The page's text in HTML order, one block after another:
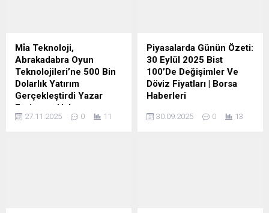
Mi̇a Teknoloji,
Abrakadabra Oyun
Teknolojileri’ne 500 Bin
Dolarlık Yatırım
Gerçekleştirdi Yazar
Forinvest Haber
Mi̇a Teknoloji, Abrakadabra
27.11.2025 0 11
Piyasalarda Günün Özeti:
30 Eylül 2025 Bist
100’De Değişimler Ve
Döviz Fiyatları | Borsa
Haberleri
Eylül 2025 Bist 100'De
30.09.2025 0 13